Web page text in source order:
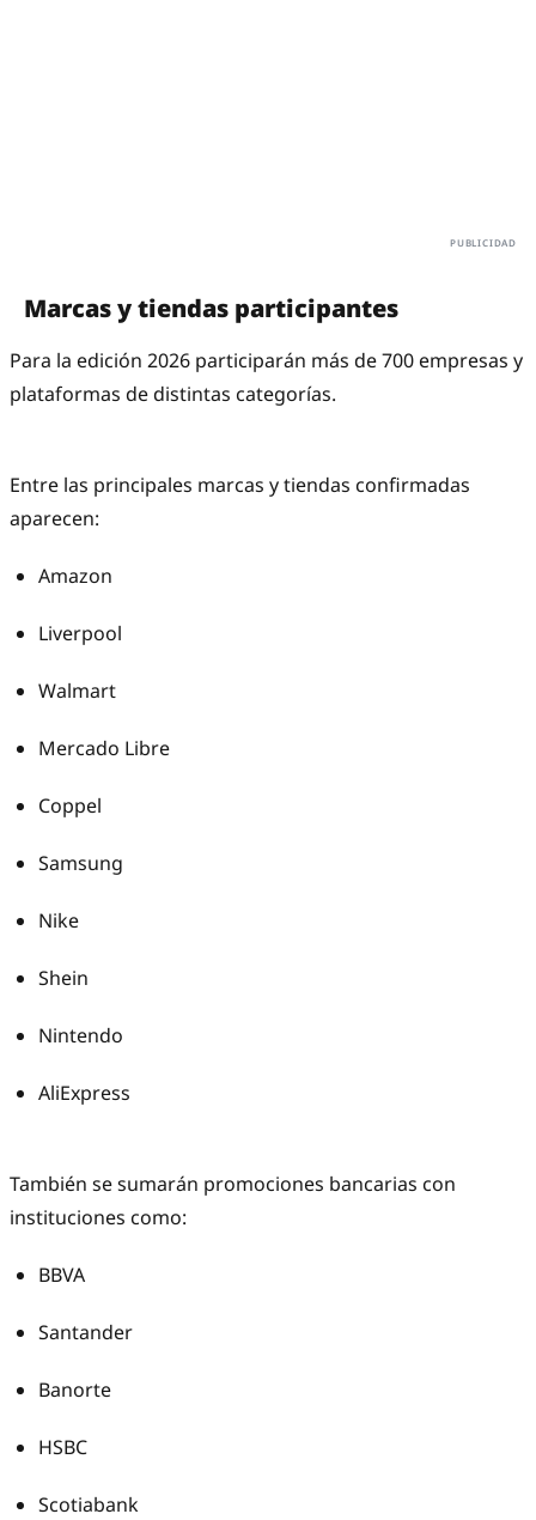
Marcas y tiendas participantes
Para la edición 2026 participarán más de 700 empresas y
plataformas de distintas categorías.
Entre las principales marcas y tiendas confirmadas
aparecen:
Amazon
Liverpool
Walmart
Mercado Libre
Coppel
Samsung
Nike
Shein
Nintendo
AliExpress
También se sumarán promociones bancarias con
instituciones como:
BBVA
Santander
Banorte
HSBC
Scotiabank